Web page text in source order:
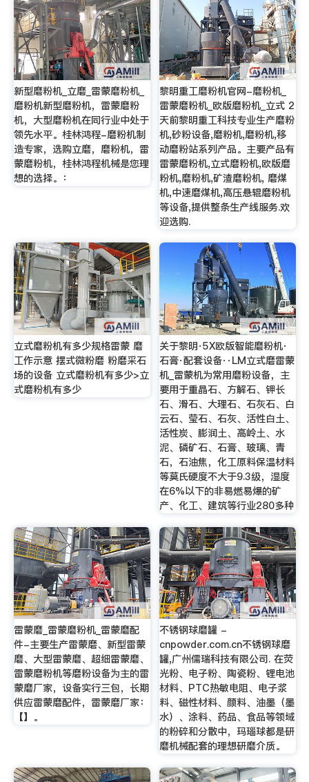
新型磨粉机_立磨_雷蒙磨粉机_
磨粉机新型磨粉机，雷蒙磨粉
机，大型磨粉机在同行业中处于
领先水平。桂林鸿程-磨粉机制
造专家，选购立磨，磨粉机，雷
蒙磨粉机，桂林鸿程机械是您理
想的选择。：
黎明重工磨粉机官网-磨粉机_
雷蒙磨粉机_欧版磨粉机_立式 2
天前黎明重工科技专业生产磨粉
机,砂粉设备,磨粉机,磨粉机,移
动磨粉站系列产品。主要产品有
雷蒙磨粉机,立式磨粉机,欧版磨
粉机,磨粉机,矿渣磨粉机, 磨煤
机,中速磨煤机,高压悬辊磨粉机
等设备,提供整条生产线服务.欢
迎选购.
立式磨粉机有多少规格雷蒙 磨
工作示意 摆式微粉磨 粉磨采石
场的设备 立式磨粉机有多少>立
式磨粉机有多少
关于黎明·5X欧版智能磨粉机·
石膏·配套设备··LM立式磨雷蒙
机_雷蒙机为常用磨粉设备，主
要用于重晶石、方解石、钾长
石、滑石、大理石、石灰石、白
云石、莹石、石灰、活性白土、
活性炭、膨润土、高岭土、水
泥、磷矿石、石膏、玻璃、青
石，石油焦，化工原料保温材料
等莫氏硬度不大于9.3级，湿度
在6%以下的非易燃易爆的矿
产、化工、建筑等行业280多种
雷蒙磨_雷蒙磨粉机_雷蒙磨配
件-主要生产雷蒙磨、新型雷蒙
磨、大型雷蒙磨、超细雷蒙磨、
雷蒙磨粉机等磨粉设备为主的雷
蒙磨厂家，设备实行三包，长期
供应雷蒙磨配件，雷蒙磨厂家：
【】。
不锈钢球磨罐 -
cnpowder.com.cn不锈钢球磨
罐,广州儒瑞科技有限公司. 在荧
光粉、电子粉、陶瓷粉、锂电池
材料、PTC热敏电阻、电子浆
料、磁性材料、颜料、油墨（墨
水）、涂料、药品、食品等领域
的粉碎和分散中，玛瑙球都是研
磨机械配套的理想研磨介质。